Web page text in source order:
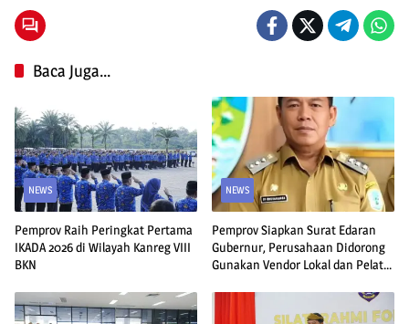
Baca Juga...
NEWS
Pemprov Raih Peringkat Pertama
IKADA 2026 di Wilayah Kanreg VIII
BKN
NEWS
Pemprov Siapkan Surat Edaran
Gubernur, Perusahaan Didorong
Gunakan Vendor Lokal dan Pelat